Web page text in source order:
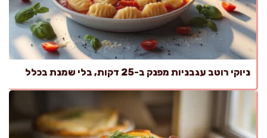
ניוקי רוטב עגבניות מפנק ב-25 דקות, בלי שמנת בכלל